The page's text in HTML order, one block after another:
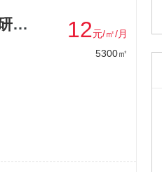
龙华观澜独门独院以前做幼儿园的现在可以做研发办公接待生产13 12元/㎡/月
5300㎡